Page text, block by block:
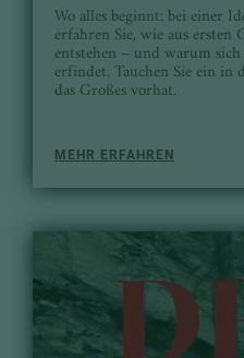
Wo alles beginnt: bei einer
erfahren Sie, wie aus ersten
entstehen – und warum
erfindet. Tauchen Sie ein in
das Großes vorhat.
MEHR ERFAHREN